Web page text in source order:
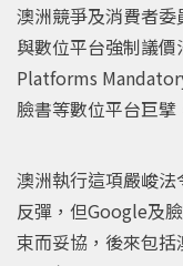
澳洲競爭及消費者委
與數位平台強制議
Platforms
臉書等數位平台巨
澳洲執行這項嚴峻
反彈，但Google及
束而妥協，後來包